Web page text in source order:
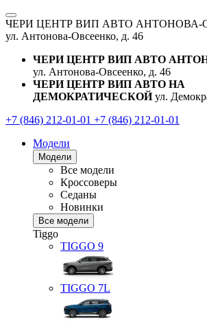
ЧЕРИ ЦЕНТР ВИП АВТО АНТОНОВА-
ул. Антонова-Овсеенко, д. 46
ЧЕРИ ЦЕНТР ВИП АВТО
ул. Антонова-Овсеенко, д. 46
ЧЕРИ ЦЕНТР ВИП АВТО НА
ДЕМОКРАТИЧЕСКОЙ ул.
+7 (846) 212-01-01 +7 (846) 212-01-01
Модели
Модели
Все модели
Кроссоверы
Седаны
Новинки
Все модели
Tiggo
TIGGO 9
TIGGO 7L